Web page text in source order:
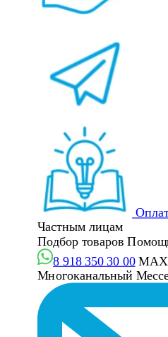
Частным лицам
Подбор товаров
8 918 350 30 00 MAX
Многоканальный